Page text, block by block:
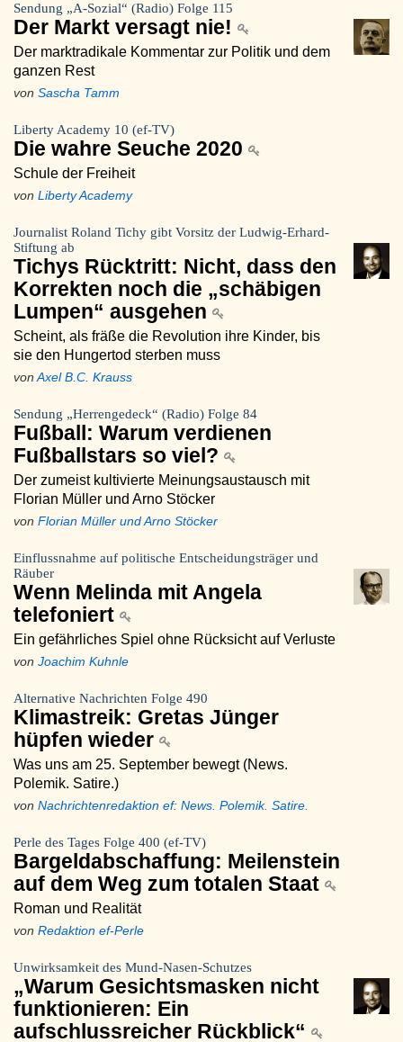
Sendung „A-Sozial“ (Radio) Folge 115
Der Markt versagt nie!
Der marktradikale Kommentar zur Politik und dem
ganzen Rest
von Sascha Tamm
Liberty Academy 10 (ef-TV)
Die wahre Seuche 2020
Schule der Freiheit
von Liberty Academy
Journalist Roland Tichy gibt Vorsitz der Ludwig-Erhard-
Stiftung ab
Tichys Rücktritt: Nicht, dass den
Korrekten noch die „schäbigen
Lumpen“ ausgehen
Scheint, als fräße die Revolution ihre Kinder, bis
sie den Hungertod sterben muss
von Axel B.C. Krauss
Sendung „Herrengedeck“ (Radio) Folge 84
Fußball: Warum verdienen
Fußballstars so viel?
Der zumeist kultivierte Meinungsaustausch mit
Florian Müller und Arno Stöcker
von Florian Müller und Arno Stöcker
Einflussnahme auf politische Entscheidungsträger und
Räuber
Wenn Melinda mit Angela
telefoniert
Ein gefährliches Spiel ohne Rücksicht auf Verluste
von Joachim Kuhnle
Alternative Nachrichten Folge 490
Klimastreik: Gretas Jünger
hüpfen wieder
Was uns am 25. September bewegt (News.
Polemik. Satire.)
von Nachrichtenredaktion ef: News. Polemik. Satire.
Perle des Tages Folge 400 (ef-TV)
Bargeldabschaffung: Meilenstein
auf dem Weg zum totalen Staat
Roman und Realität
von Redaktion ef-Perle
Unwirksamkeit des Mund-Nasen-Schutzes
„Warum Gesichtsmasken nicht
funktionieren: Ein
aufschlussreicher Rückblick“